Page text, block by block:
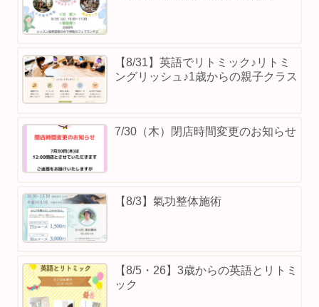
【8/31】英語でリトミック♪リトミ
ングリッシュ♪1歳からの親子クラス
7/30（木）閉店時間変更のお知らせ
【8/3】⁡氣功整体施術
【8/5・26】3歳からの英語とリトミ
ック